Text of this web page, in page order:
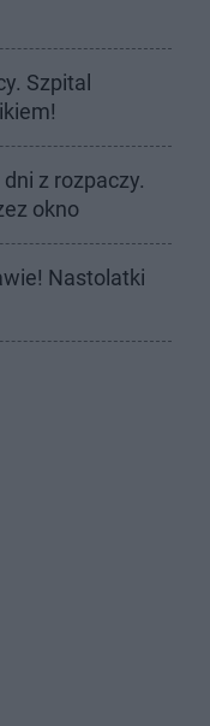
Szpital
z rozpaczy.
okno
Nastolatki